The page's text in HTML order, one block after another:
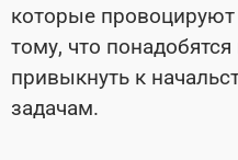
которые провоцируют
тому, что
привыкнуть к
задачам.